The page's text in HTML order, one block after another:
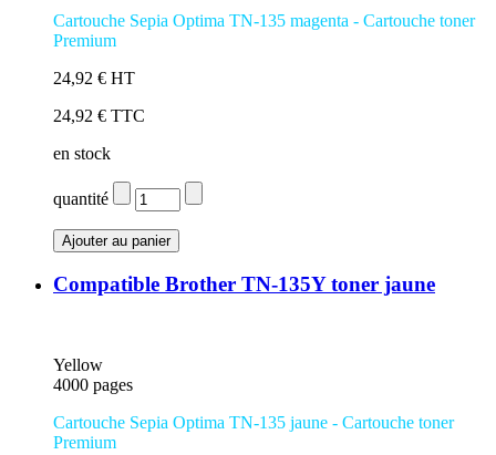
Cartouche Sepia Optima TN-135 magenta - Cartouche toner
Premium
24,92 € HT
24,92 € TTC
en stock
quantité
Compatible Brother TN-135Y toner jaune
Yellow
4000 pages
Cartouche Sepia Optima TN-135 jaune - Cartouche toner
Premium